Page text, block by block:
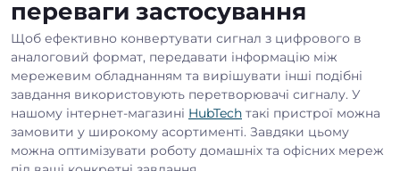
переваги застосування
Щоб ефективно конвертувати сигнал з цифрового в
аналоговий формат, передавати інформацію між
мережевим обладнанням та вирішувати інші подібні
завдання використовують перетворювачі сигналу. У
нашому інтернет-магазині HubTech такі пристрої можна
замовити у широкому асортименті. Завдяки цьому
можна оптимізувати роботу домашніх та офісних мереж